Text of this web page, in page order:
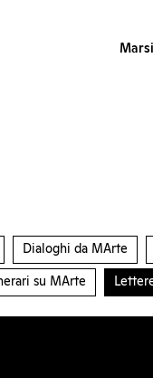
Dialoghi da MArte
su MArte